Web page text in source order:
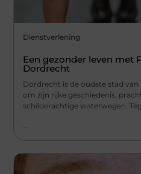
Dienstverlening
Een gezonder leven met
Dordrecht
Dordrecht is de oudste stad
om zijn rijke geschiedenis,
schilderachtige waterwegen.